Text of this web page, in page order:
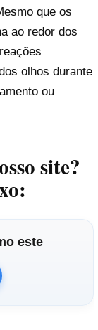
que os
ao redor dos
olhos durante
ou
site?
este